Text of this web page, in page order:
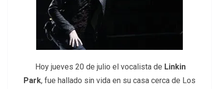
Hoy jueves 20 de julio el vocalista de Linkin
Park, fue hallado sin vida en su casa cerca de Los